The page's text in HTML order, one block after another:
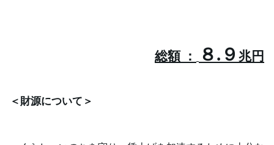
総額 ： ８. ９ 兆円
＜財源について＞